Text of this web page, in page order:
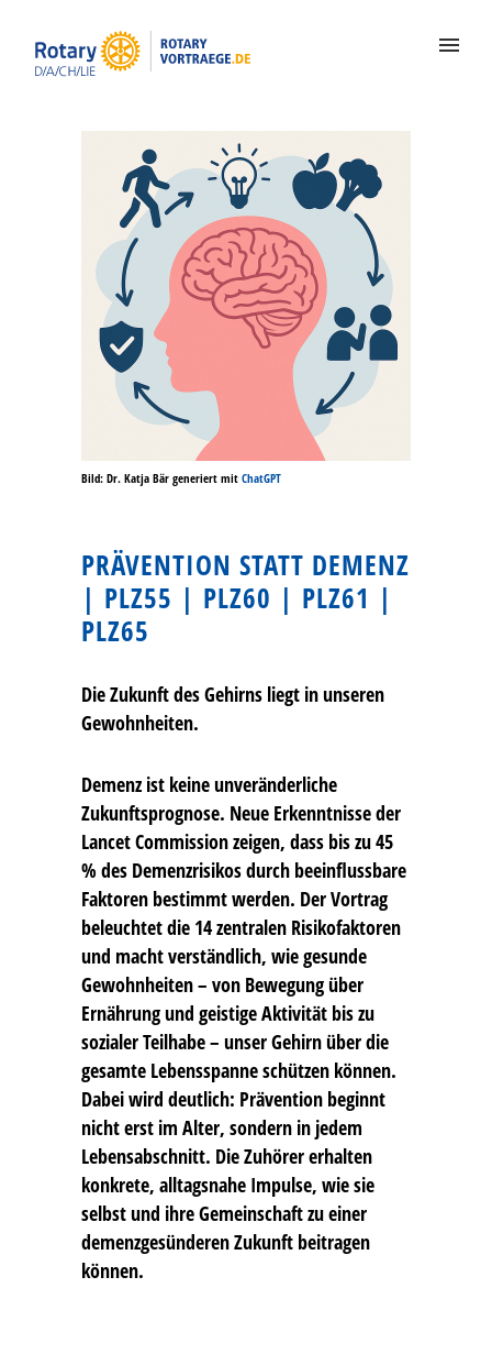
PRÄVENTION STATT DEMENZ
| PLZ55 | PLZ60 | PLZ61 |
PLZ65
Die Zukunft des Gehirns liegt in unseren
Gewohnheiten.
Demenz ist keine unveränderliche
Zukunftsprognose. Neue Erkenntnisse der
Lancet Commission zeigen, dass bis zu 45
% des Demenzrisikos durch beeinflussbare
Faktoren bestimmt werden. Der Vortrag
beleuchtet die 14 zentralen Risikofaktoren
und macht verständlich, wie gesunde
Gewohnheiten – von Bewegung über
Ernährung und geistige Aktivität bis zu
sozialer Teilhabe – unser Gehirn über die
gesamte Lebensspanne schützen können.
Dabei wird deutlich: Prävention beginnt
nicht erst im Alter, sondern in jedem
Lebensabschnitt. Die Zuhörer erhalten
konkrete, alltagsnahe Impulse, wie sie
selbst und ihre Gemeinschaft zu einer
demenzgesünderen Zukunft beitragen
können.
Bild: Dr. Katja Bär generiert mit ChatGPT